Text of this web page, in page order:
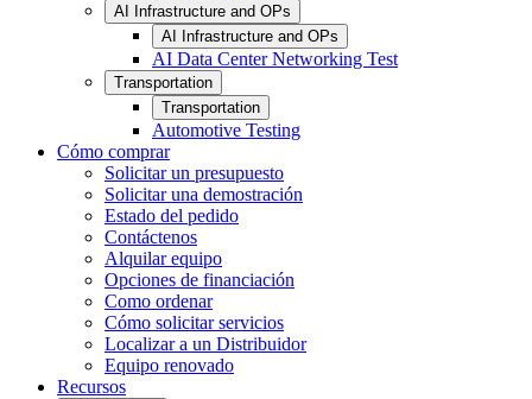
AI Infrastructure and OPs
AI Infrastructure and OPs
AI Data Center Networking Test
Transportation
Transportation
Automotive Testing
Cómo comprar
Solicitar un presupuesto
Solicitar una demostración
Estado del pedido
Contáctenos
Alquilar equipo
Opciones de financiación
Como ordenar
Cómo solicitar servicios
Localizar a un Distribuidor
Equipo renovado
Recursos